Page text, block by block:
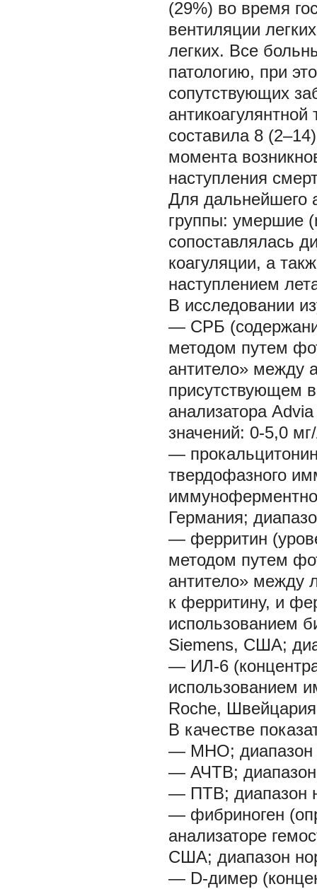
(29%) во время
вентиляции
легких. Все
патологию, при
сопутствующих
составила 8
момента
наступления
Для дальнейшего
группы: умершие
сопоставлялась
коагуляции, а
наступлением
В исследовании
— СРБ
методом путем
антитело» между
присутствующем
анализатора
значений: 0-5,0
—
твердофазного
Германия;
— ферритин
методом путем
антитело» между
к ферритину, и
использованием
Siemens, США;
— ИЛ-6
использованием
Roche,
В качестве
— МНО; диапазон
— АЧТВ; диапазон
— ПТВ; диапазон
— фибриноген
анализаторе
США; диапазон
— D-димер